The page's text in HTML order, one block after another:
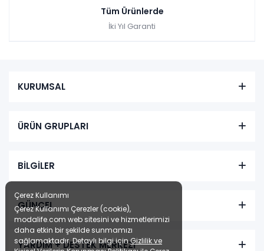
Tüm Ürünlerde
İki Yıl Garanti
KURUMSAL
ÜRÜN GRUPLARI
BİLGİLER
GÜNCEL
YARDIM + DESTEK MERKEZİ
Çerez Kullanımı
Çerez Kullanımı Çerezler (cookie),
modalife.com web sitesini ve hizmetlerimizi
daha etkin bir şekilde sunmamızı
sağlamaktadır. Detaylı bilgi içinGizlilik ve